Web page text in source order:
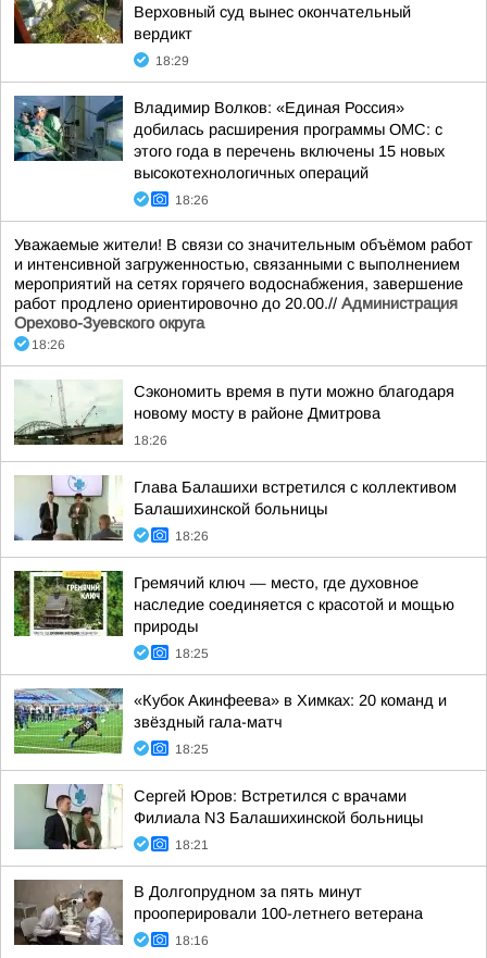
Верховный суд вынес окончательный
вердикт
18:29
Владимир Волков: «Единая Россия»
добилась расширения программы ОМС: с
этого года в перечень включены 15 новых
высокотехнологичных операций
18:26
Уважаемые жители! В связи со значительным объёмом работ
и интенсивной загруженностью, связанными с выполнением
мероприятий на сетях горячего водоснабжения, завершение
работ продлено ориентировочно до 20.00.// Администрация
Орехово-Зуевского округа
18:26
Сэкономить время в пути можно благодаря
новому мосту в районе Дмитрова
18:26
Глава Балашихи встретился с коллективом
Балашихинской больницы
18:26
Гремячий ключ — место, где духовное
наследие соединяется с красотой и мощью
природы
18:25
«Кубок Акинфеева» в Химках: 20 команд и
звёздный гала-матч
18:25
Сергей Юров: Встретился с врачами
Филиала N3 Балашихинской больницы
18:21
В Долгопрудном за пять минут
прооперировали 100-летнего ветерана
18:16